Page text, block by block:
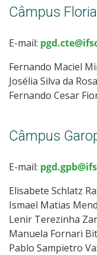
Câmpus
E-mail:
Fernando Maciel
Josélia Silva da
Fernando Cesar
Câmpus
E-mail:
Elisabete Schlatz
Ismael Matias
Lenir Terezinha
Manuela Fornari
Pablo Sampietro